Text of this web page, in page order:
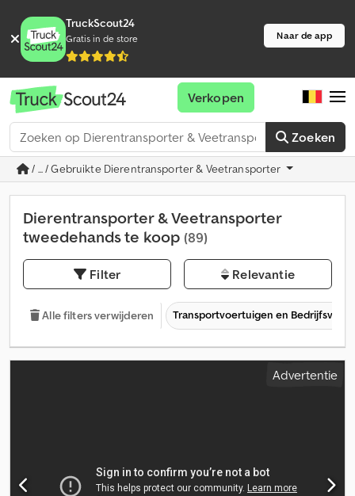
TruckScout24
Gratis in de store Naar de app
Zoeken
Verkopen
/ ... / Gebruikte Dierentransporter & Veetransporter
Dierentransporter & Veetransporter
tweedehands te koop (89)
Filter Relevantie
Alle filters verwijderen Transportvoertuigen en
Advertentie